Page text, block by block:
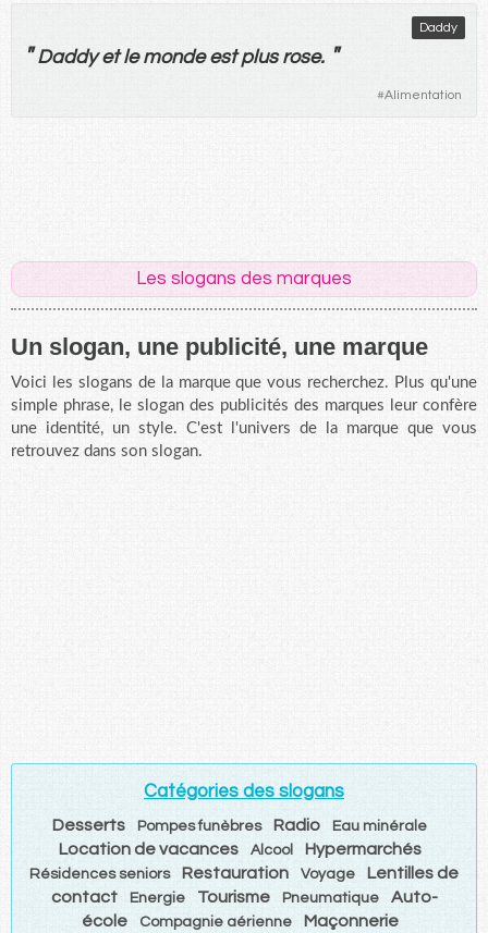
Daddy
"Daddyet le monde est plus rose. "
#Alimentation
Les slogans des marques
Un slogan, une publicité, une marque
Voici les slogans de la marque que vous recherchez. Plus qu'une
simple phrase, le slogan des publicités des marques leur confère
une identité, un style. C'est l'univers de la marque que vous
retrouvez dans son slogan.
Catégories des slogans
Desserts Pompes funèbres Radio Eau minérale
Location de vacances Alcool Hypermarchés
Résidences seniors Restauration Voyage
Lentilles de
contact
Energie Tourisme Pneumatique
Auto-
école
Compagnie aérienne Maçonnerie